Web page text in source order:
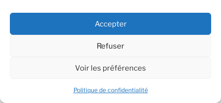
Accepter
Refuser
Voir les préférences
Politique de confidentialité
Anne-Sophie Lobbé, Maxime Jaouenclarinette
Jérémie Da Conceicao, Audran Bournel Bossonbasson